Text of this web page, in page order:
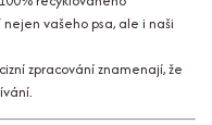
vašeho psa, ale i naši
zpracování znamenají, že